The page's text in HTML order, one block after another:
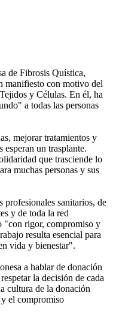
de Fibrosis Quística,
manifiesto con motivo del
y Células. En él, ha
a todas las personas
mejorar tratamientos y
esperan un trasplante.
que trasciende lo
muchas personas y sus
profesionales sanitarios, de
y de toda la red
"con rigor, compromiso y
resulta esencial para
vida y bienestar".
a hablar de donación
la decisión de cada
cultura de la donación
el compromiso